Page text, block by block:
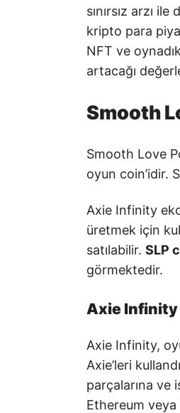
sınırsız arzı
kripto para
NFT ve
artacağı
Smooth
Smooth Love
oyun coin’idir.
Axie Infinity
üretmek için
satılabilir. SLP
görmektedir.
Axie Infinity
Axie Infinity,
Axie’leri
parçalarına ve
Ethereum veya